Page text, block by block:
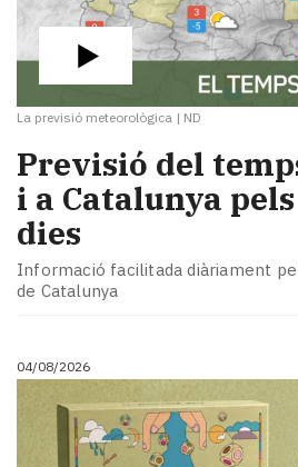
La previsió meteorològica | ND
Previsió del
i a Catalunya
dies
Informació facilitada diàriament
de Catalunya
04/08/2026